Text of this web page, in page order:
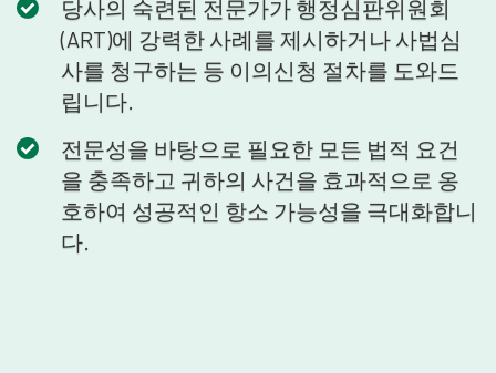
당사의 숙련된 전문가가 행정심판위원회
(ART)에 강력한 사례를 제시하거나 사법심
사를 청구하는 등 이의신청 절차를 도와드
립니다.
전문성을 바탕으로 필요한 모든 법적 요건
을 충족하고 귀하의 사건을 효과적으로 옹
호하여 성공적인 항소 가능성을 극대화합니
다.